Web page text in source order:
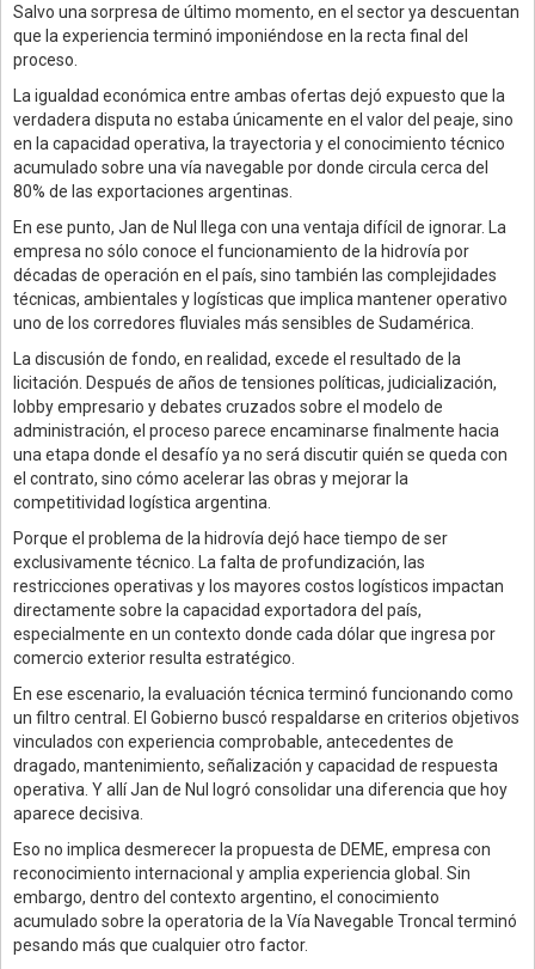
Salvo una sorpresa de último momento, en el sector ya descuentan
que la experiencia terminó imponiéndose en la recta final del
proceso.
La igualdad económica entre ambas ofertas dejó expuesto que la
verdadera disputa no estaba únicamente en el valor del peaje, sino
en la capacidad operativa, la trayectoria y el conocimiento técnico
acumulado sobre una vía navegable por donde circula cerca del
80% de las exportaciones argentinas.
En ese punto, Jan de Nul llega con una ventaja difícil de ignorar. La
empresa no sólo conoce el funcionamiento de la hidrovía por
décadas de operación en el país, sino también las complejidades
técnicas, ambientales y logísticas que implica mantener operativo
uno de los corredores fluviales más sensibles de Sudamérica.
La discusión de fondo, en realidad, excede el resultado de la
licitación. Después de años de tensiones políticas, judicialización,
lobby empresario y debates cruzados sobre el modelo de
administración, el proceso parece encaminarse finalmente hacia
una etapa donde el desafío ya no será discutir quién se queda con
el contrato, sino cómo acelerar las obras y mejorar la
competitividad logística argentina.
Porque el problema de la hidrovía dejó hace tiempo de ser
exclusivamente técnico. La falta de profundización, las
restricciones operativas y los mayores costos logísticos impactan
directamente sobre la capacidad exportadora del país,
especialmente en un contexto donde cada dólar que ingresa por
comercio exterior resulta estratégico.
En ese escenario, la evaluación técnica terminó funcionando como
un filtro central. El Gobierno buscó respaldarse en criterios objetivos
vinculados con experiencia comprobable, antecedentes de
dragado, mantenimiento, señalización y capacidad de respuesta
operativa. Y allí Jan de Nul logró consolidar una diferencia que hoy
aparece decisiva.
Eso no implica desmerecer la propuesta de DEME, empresa con
reconocimiento internacional y amplia experiencia global. Sin
embargo, dentro del contexto argentino, el conocimiento
acumulado sobre la operatoria de la Vía Navegable Troncal terminó
pesando más que cualquier otro factor.